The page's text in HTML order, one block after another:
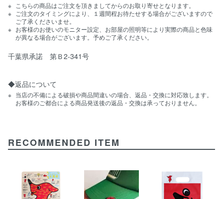
こちらの商品はご注文を頂きましてからのお取り寄せとなります。
ご注文のタイミングにより、１週間程お待たせする場合がございますので
ご了承くださいませ。
お客様のお使いのモニター設定、お部屋の照明等により実際の商品と色味
が異なる場合がございます。予めご了承ください。
千葉県承諾 第Ｂ2-341号
◆返品について
当店の不備による破損や商品間違いの場合、返品・交換に対応致します。
お客様のご都合による商品発送後の返品・交換は承っておりません。
RECOMMENDED ITEM